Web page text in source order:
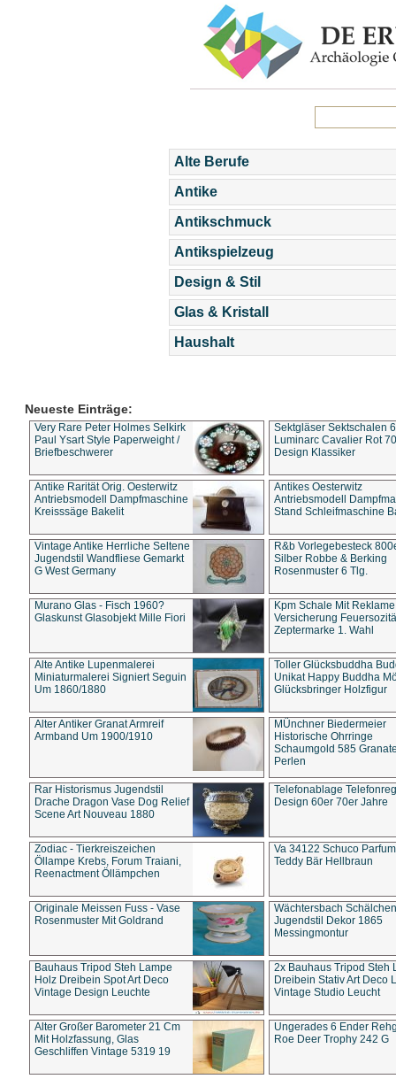
Alte Berufe
Antike
Antikschmuck
Antikspielzeug
Design & Stil
Glas & Kristall
Haushalt
Neueste Einträge:
Very Rare Peter Holmes Selkirk
Paul Ysart Style Paperweight /
Briefbeschwerer
Sektgläser Sektschalen
Luminarc Cavalier Rot
Design Klassiker
Antike Rarität Orig. Oesterwitz
Antriebsmodell Dampfmaschine
Kreisssäge Bakelit
Antikes Oesterwitz
Antriebsmodell
Stand Schleifmaschine
Vintage Antike Herrliche Seltene
Jugendstil Wandfliese Gemarkt
G West Germany
R&b Vorlegebesteck
Silber Robbe & Berking
Rosenmuster 6 Tlg.
Murano Glas - Fisch 1960?
Glaskunst Glasobjekt Mille Fiori
Kpm Schale Mit Reklame
Versicherung
Zeptermarke 1. Wahl
Alte Antike Lupenmalerei
Miniaturmalerei Signiert Seguin
Um 1860/1880
Toller Glücksbuddha
Unikat Happy Buddha
Glücksbringer Holzfigur
Alter Antiker Granat Armreif
Armband Um 1900/1910
MÜnchner Biedermeier
Historische Ohrringe
Schaumgold 585
Perlen
Rar Historismus Jugendstil
Drache Dragon Vase Dog Relief
Scene Art Nouveau 1880
Telefonablage
Design 60er 70er Jahre
Zodiac - Tierkreiszeichen
Öllampe Krebs, Forum Traiani,
Reenactment Öllämpchen
Va 34122 Schuco
Teddy Bär Hellbraun
Originale Meissen Fuss - Vase
Rosenmuster Mit Goldrand
Wächtersbach Schälchen
Jugendstil Dekor 1865
Messingmontur
Bauhaus Tripod Steh Lampe
Holz Dreibein Spot Art Deco
Vintage Design Leuchte
2x Bauhaus Tripod Steh
Dreibein Stativ Art Deco
Vintage Studio Leucht
Alter Großer Barometer 21 Cm
Mit Holzfassung, Glas
Geschliffen Vintage 5319 19
Ungerades 6 Ender
Roe Deer Trophy 242 G